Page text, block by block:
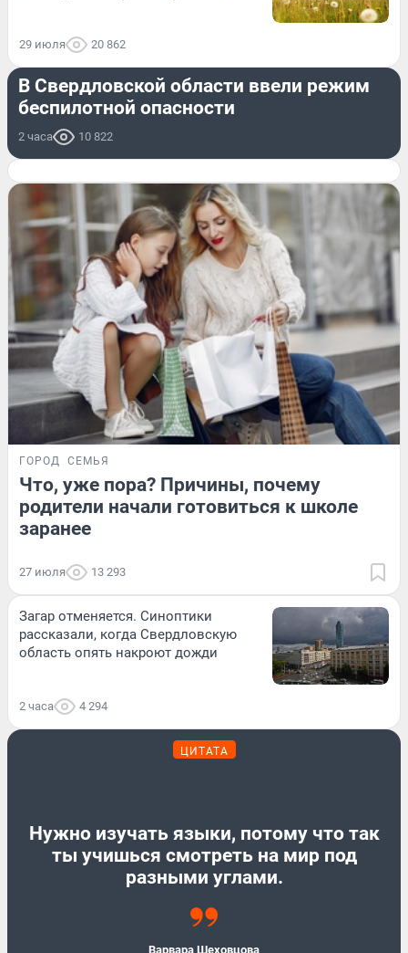
29 июля 20 862
ПРОИСШЕСТВИЯ
В Свердловской области ввели режим
беспилотной опасности
2 часа 10 822
ГОРОД СЕМЬЯ
Что, уже пора? Причины, почему
родители начали готовиться к школе
заранее
27 июля 13 293
Загар отменяется. Синоптики
рассказали, когда Свердловскую
область опять накроют дожди
2 часа 4 294
ЦИТАТА
Нужно изучать языки, потому что так
ты учишься смотреть на мир под
разными углами.
Варвара Шеховцова